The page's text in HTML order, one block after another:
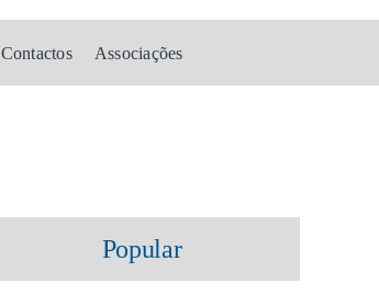
Contactos Associações
Popular